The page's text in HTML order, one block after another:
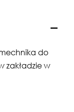
do
zakładzie w